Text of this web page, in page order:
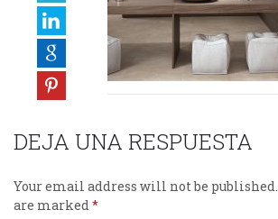
DEJA UNA RESPUESTA
Your email address will not be published.
are marked